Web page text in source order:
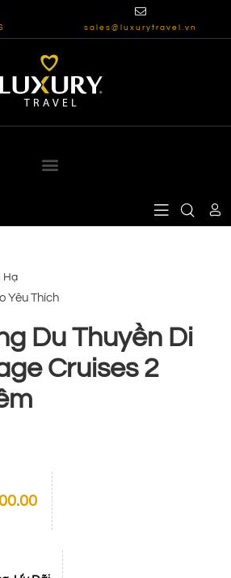
sales@luxurytravel.vn
Hạ
Yêu Thích
Du Thuyền Di
Cruises 2